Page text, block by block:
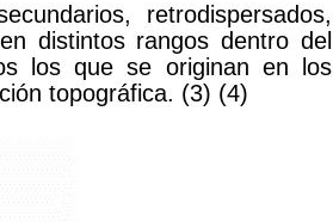
retrodispersados,
distintos rangos dentro del
los que se originan en los
topográfica. (3) (4)